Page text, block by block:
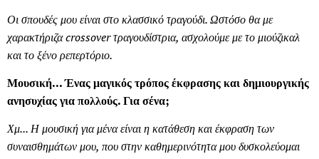
Οι σπουδές μου είναι στο κλασσικό τραγούδι. Ωστόσο θα με
χαρακτήριζα crossover τραγουδίστρια, ασχολούμε με το μιούζικαλ
και το ξένο ρεπερτόριο.
Μουσική... Ένας μαγικός τρόπος έκφρασης και δημιουργικής
ανησυχίας για πολλούς. Για σένα;
Χμ... Η μουσική για μένα είναι η κατάθεση και έκφραση των
συναισθημάτων μου, που στην καθημερινότητα μου δυσκολεύομαι